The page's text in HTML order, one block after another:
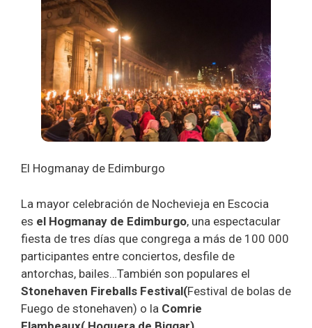
El Hogmanay de Edimburgo
La mayor celebración de Nochevieja en Escocia
es el Hogmanay de Edimburgo, una espectacular
fiesta de tres días que congrega a más de 100 000
participantes entre conciertos, desfile de
antorchas, bailes…También son populares el
Stonehaven Fireballs Festival(Festival de bolas de
Fuego de stonehaven) o la Comrie